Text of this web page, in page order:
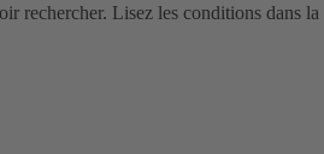
rechercher. Lisez les conditions dans la